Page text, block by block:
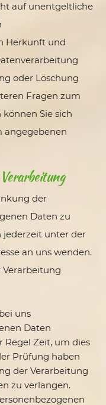
auf unentgeltliche
Herkunft und
oder Löschung
Fragen zum
Sie sich
angegebenen
der
Daten zu
jederzeit unter der
an uns wenden.
Verarbeitung
uns
Daten
Regel Zeit, um dies
Prüfung haben
der Verarbeitung
zu verlangen.